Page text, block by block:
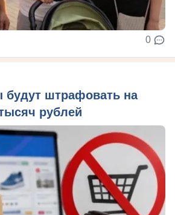
0
будут штрафовать на
рублей